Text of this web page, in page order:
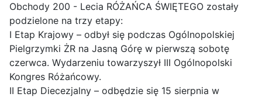
Obchody 200 - Lecia RÓŻAŃCA ŚWIĘTEGO zostały
podzielone na trzy etapy:
I Etap Krajowy – odbył się podczas Ogólnopolskiej
Pielgrzymki ŻR na Jasną Górę w pierwszą sobotę
czerwca. Wydarzeniu towarzyszył III Ogólnopolski
Kongres Różańcowy.
II Etap Diecezjalny – odbędzie się 15 sierpnia w